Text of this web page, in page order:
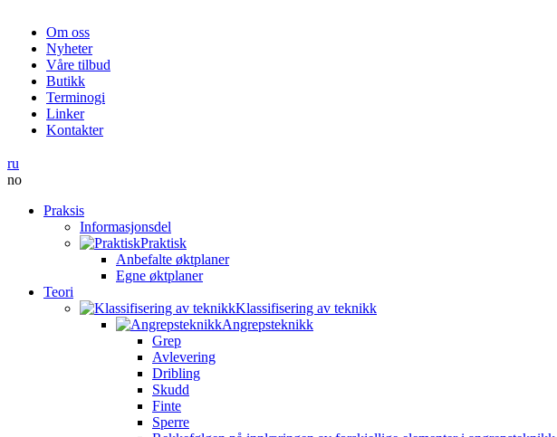
Om oss
Nyheter
Våre tilbud
Butikk
Terminogi
Linker
Kontakter
ru
no
Praksis
Informasjonsdel
Praktisk
Anbefalte øktplaner
Egne øktplaner
Teori
Klassifisering av teknikk
Angrepsteknikk
Grep
Avlevering
Dribling
Skudd
Finte
Sperre